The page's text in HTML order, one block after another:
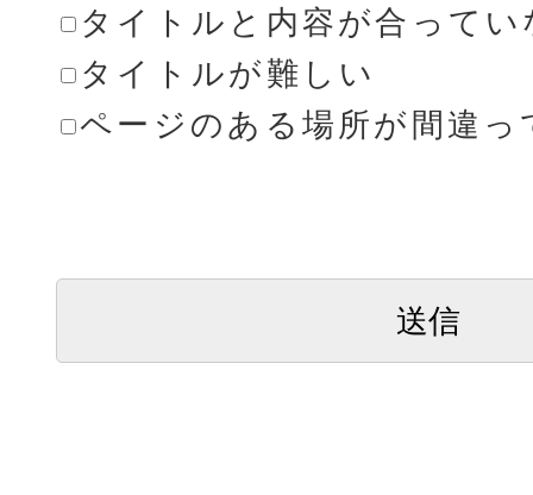
タイトルと内容が合ってい
タイトルが難しい
ページのある場所が間違っ